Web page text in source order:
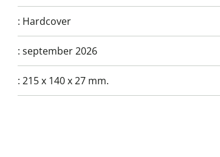
: Hardcover
: september 2026
: 215 x 140 x 27 mm.